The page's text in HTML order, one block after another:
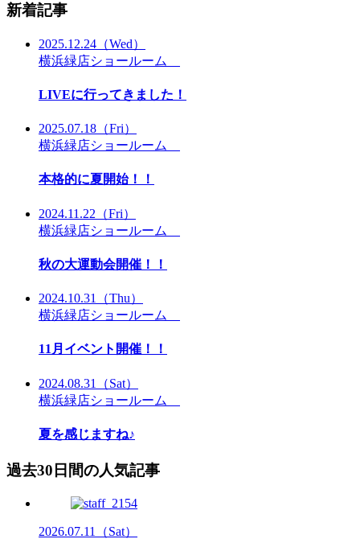
新着記事
2025.12.24 （Wed）
横浜緑店ショールーム
LIVEに行ってきました！
2025.07.18 （Fri）
横浜緑店ショールーム
本格的に夏開始！！
2024.11.22 （Fri）
横浜緑店ショールーム
秋の大運動会開催！！
2024.10.31
（Thu）
横浜緑店ショールーム
11月イベント開催！！
2024.08.31
（Sat）
横浜緑店ショールーム
夏を感じますね♪
過去30日間の人気記事
2026.07.11
（Sat）